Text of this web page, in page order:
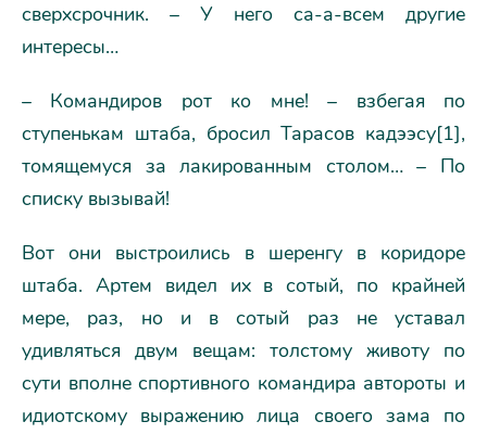
сверхсрочник. – У него са-а-всем другие
интересы…
– Командиров рот ко мне! – взбегая по
ступенькам штаба, бросил Тарасов кадээсу[1],
томящемуся за лакированным столом… – По
списку вызывай!
Вот они выстроились в шеренгу в коридоре
штаба. Артем видел их в сотый, по крайней
мере, раз, но и в сотый раз не уставал
удивляться двум вещам: толстому животу по
сути вполне спортивного командира автороты и
идиотскому выражению лица своего зама по